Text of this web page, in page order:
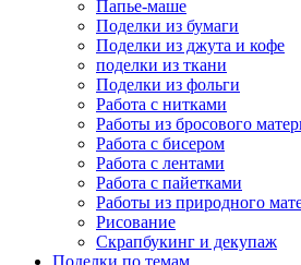
Папье-маше
Поделки из бумаги
Поделки из джута и кофе
поделки из ткани
Поделки из фольги
Работа с нитками
Работы из бросового
Работа с бисером
Работа с лентами
Работа с пайетками
Работы из природного
Рисование
Скрапбукинг и декупаж